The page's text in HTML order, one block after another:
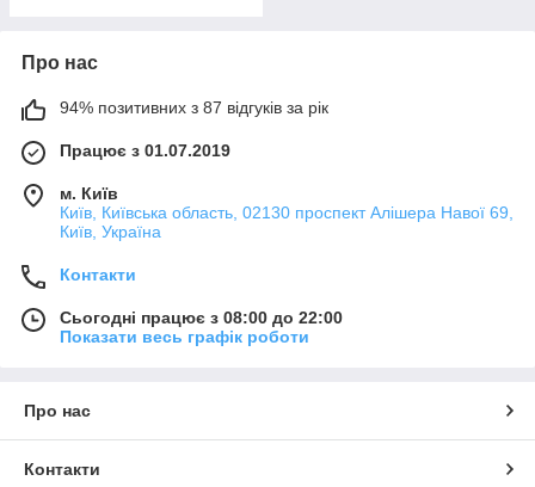
Про нас
94% позитивних з 87 відгуків за рік
Працює з 01.07.2019
м. Київ
Київ, Київська область, 02130 проспект Алішера Навої 69,
Київ, Україна
Контакти
Сьогодні працює з 08:00 до 22:00
Показати весь графік роботи
Про нас
Контакти